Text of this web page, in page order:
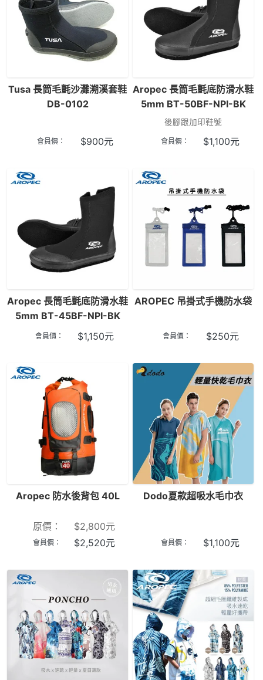
Tusa 長筒毛氈沙灘溯溪套鞋
DB-0102
會員價： $900元
Aropec 長筒毛氈底防滑水鞋
5mm BT-50BF-NPI-BK
後腳跟加印鞋號
會員價： $1,100元
Aropec 長筒毛氈底防滑水鞋
5mm BT-45BF-NPI-BK
會員價： $1,150元
AROPEC 吊掛式手機防水袋
會員價： $250元
Aropec 防水後背包 40L
原價： $2,800元
會員價： $2,520元
Dodo夏款超吸水毛巾衣
會員價： $1,100元